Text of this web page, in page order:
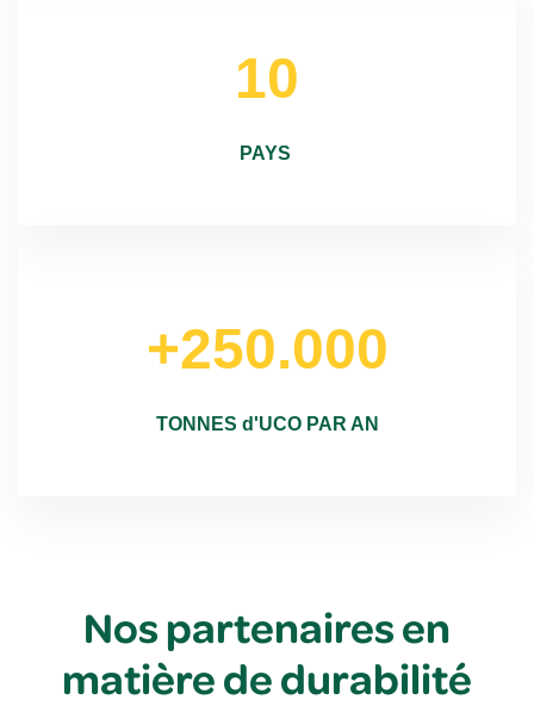
10
PAYS
+250.000
TONNES d'UCO PAR AN ​
Nos partenaires en
matière de durabilité